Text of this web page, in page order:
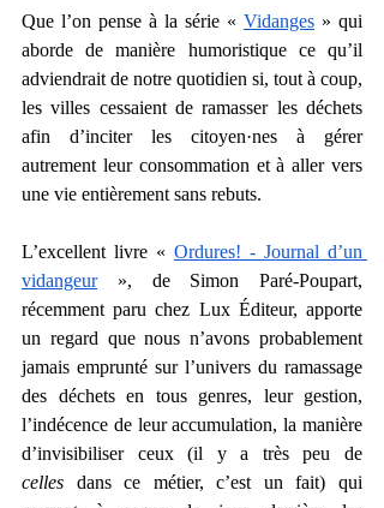
Que l’on pense à la série « Vidanges » qui
aborde de manière humoristique ce qu’il
adviendrait de notre quotidien si, tout à coup,
les villes cessaient de ramasser les déchets
afin d’inciter les citoyen·nes à gérer
autrement leur consommation et à aller vers
une vie entièrement sans rebuts.
L’excellent livre « Ordures! - Journal d’un
vidangeur », de Simon Paré-Poupart,
récemment paru chez Lux Éditeur, apporte
un regard que nous n’avons probablement
jamais emprunté sur l’univers du ramassage
des déchets en tous genres, leur gestion,
l’indécence de leur accumulation, la manière
celles dans ce métier, c’est un fait) qui